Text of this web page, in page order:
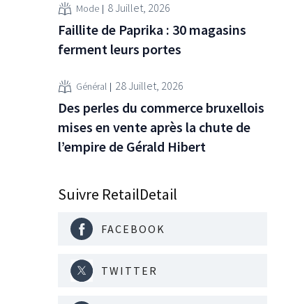
Mode 8 Juillet, 2026
Faillite de Paprika : 30 magasins
ferment leurs portes
Général 28 Juillet, 2026
Des perles du commerce bruxellois
mises en vente après la chute de
l’empire de Gérald Hibert
Suivre RetailDetail
FACEBOOK
TWITTER